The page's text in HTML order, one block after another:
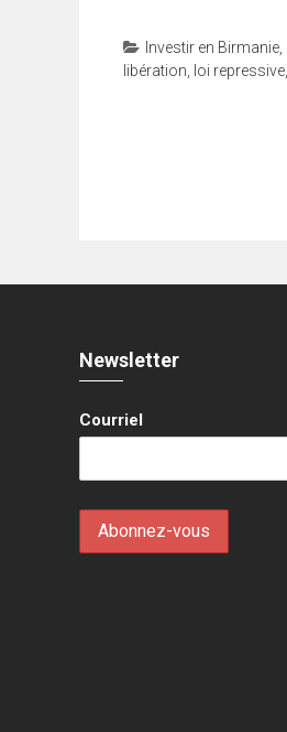
Investir en Birmanie
libération
loi repressive
Newsletter
Courriel